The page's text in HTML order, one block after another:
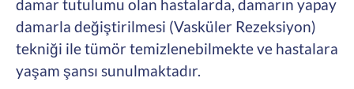
damar tutulumu olan hastalarda, damarın yapay
damarla değiştirilmesi (Vasküler Rezeksiyon)
tekniği ile tümör temizlenebilmekte ve hastalara
yaşam şansı sunulmaktadır.